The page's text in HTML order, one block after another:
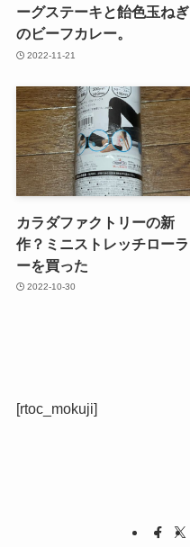
ーグステーキと飴色玉ねぎ
のビーフカレー。
2022-11-21
カラダファクトリーの新
作？ミニストレッチローラ
ーを買った
2022-10-30
[rtoc_mokuji]